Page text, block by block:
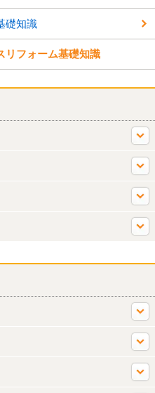
礎知識
フォーム基礎知識